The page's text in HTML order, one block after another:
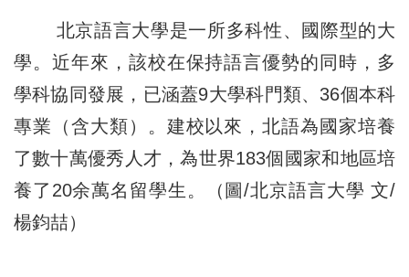
北京語言大學是一所多科性、國際型的大
學。近年來，該校在保持語言優勢的同時，多
學科協同發展，已涵蓋9大學科門類、36個本科
專業（含大類）。建校以來，北語為國家培養
了數十萬優秀人才，為世界183個國家和地區培
養了20余萬名留學生。（圖/北京語言大學 文/
楊鈞喆）